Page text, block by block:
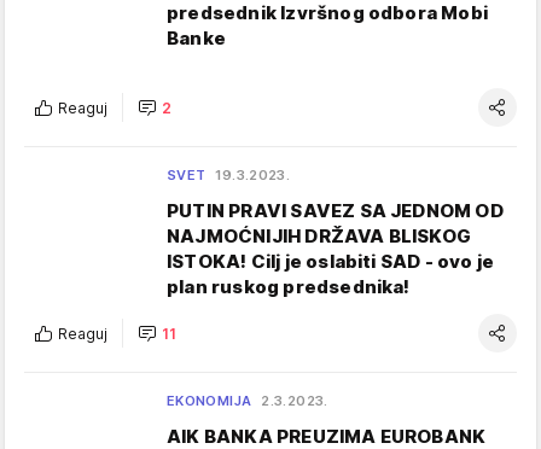
predsednik Izvršnog odbora Mobi
Banke
Reaguj 2
SVET 19.3.2023.
PUTIN PRAVI SAVEZ SA JEDNOM OD
NAJMOĆNIJIH DRŽAVA BLISKOG
ISTOKA! Cilj je oslabiti SAD - ovo je
plan ruskog predsednika!
Reaguj 11
EKONOMIJA 2.3.2023.
AIK BANKA PREUZIMA EUROBANK